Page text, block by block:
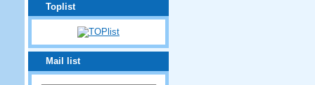
Toplist
Mail list